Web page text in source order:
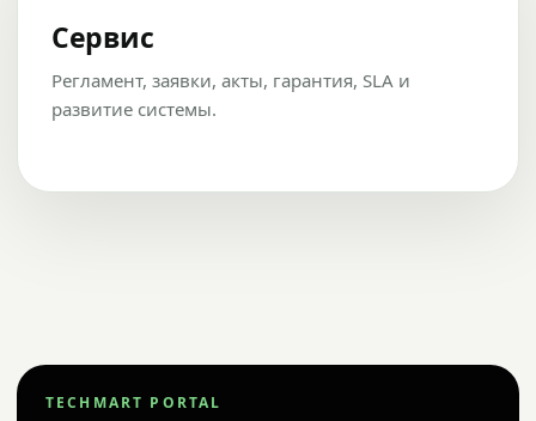
Сервис
Регламент, заявки, акты, гарантия, SLA и
развитие системы.
TECHMART PORTAL